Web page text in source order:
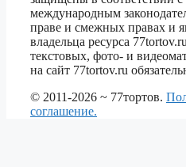
международным
праве и смежных правах и
владельца ресурса
текстовых, фото- и
на сайт 77tortov.ru
© 2011-2026 ~ 77тортов.
соглашение.